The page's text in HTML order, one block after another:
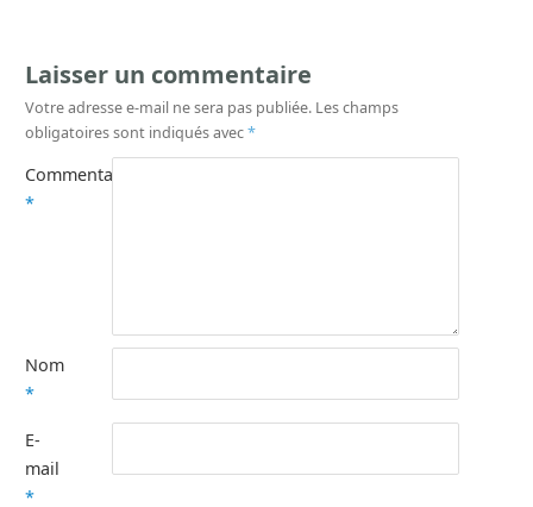
Laisser un commentaire
Votre adresse e-mail ne sera pas publiée. Les champs
obligatoires sont indiqués avec*
Commentaire
*
Nom
*
E-
mail
*